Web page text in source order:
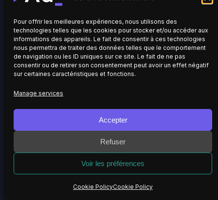
Pour offrir les meilleures expériences, nous utilisons des
technologies telles que les cookies pour stocker et/ou accéder aux
informations des appareils. Le fait de consentir à ces technologies
nous permettra de traiter des données telles que le comportement
de navigation ou les ID uniques sur ce site. Le fait de ne pas
consentir ou de retirer son consentement peut avoir un effet négatif
sur certaines caractéristiques et fonctions.
Manage services
Accepter
Refuser
Voir les préférences
Cookie PolicyCookie Policy
Website: o2switch.fr
Home
Cookie Policy (EU)Privacy PolicyLegal Notice